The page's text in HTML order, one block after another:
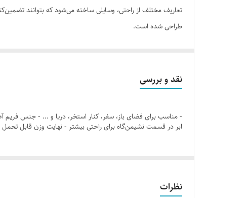
تعاریف مختلف از راحتی، وسایلی ساخته می‌شود که بتوانند
طراحی شده است.
انتخاب می‌کنند: چهارزانو، دوزانو و درازکردن پا. در بین این
نشستن، دو حالت چهارزانو یا دراز‌کردن پا را انتخاب کنید. در
نقد و بررسی
- مناسب برای فضای باز، سفر، کنار استخر، دریا و ... - جنس
ابر در قسمت نشیمن‌گاه برای راحتی بیشتر - نهایت وزن قابل تحمل تکیه‌گاه ۱۲۰ کیلوگرم - کیف حمل و نگهداری به ابعاد ۴۲
نظرات